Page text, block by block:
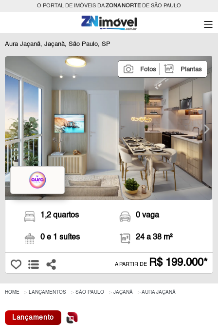
O PORTAL DE IMÓVEIS DAZONA NORTEDE SÃO PAULO
Aura Jaçanã, Jaçanã, São Paulo, SP
Fotos Plantas
1,2 quartos
0 e 1 suítes
0 vaga
24 a 38 m²
A PARTIR DE R$ 199.000*
HOME LANÇAMENTOS SÃO PAULO JAÇANÃ AURA JAÇANÃ
Lançamento